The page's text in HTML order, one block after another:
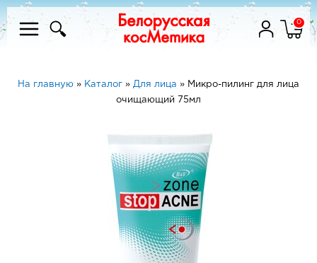
0
На главную » Каталог » Для лица » Микро-пилинг для лица
очищающий 75мл